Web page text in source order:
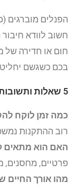
הפנלים מוברגים
חשוב לוודא
חום או חדירה של
בכם כשגשם
5 שאלות ותשובות שלא חשבתם עליהן
כמה זמן לוקח
רוב ההתקנות
האם הוא מתאים
פרטיים, מחסנים,
מהו אורך החיים